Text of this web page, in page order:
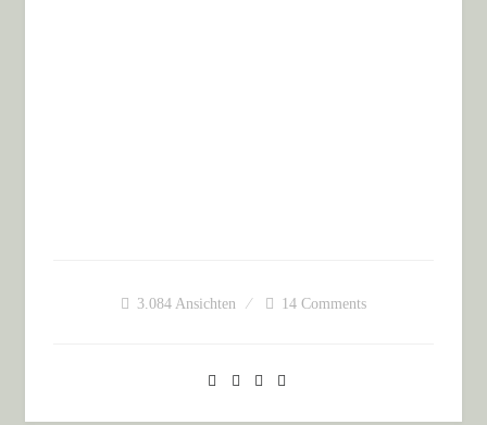
3.084 Ansichten 14 Comments